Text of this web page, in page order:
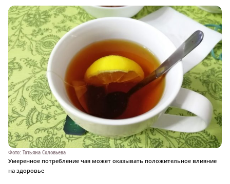
Фото: Татьяна Соловьева
Умеренное потребление чая может оказывать положительное влияние
на здоровье